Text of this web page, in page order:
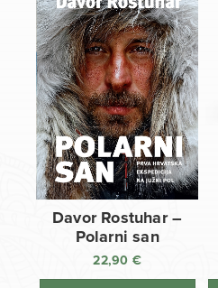
Davor Rostuhar –
Polarni san
22,90 €